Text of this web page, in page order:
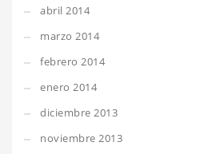
abril 2014
marzo 2014
febrero 2014
enero 2014
diciembre 2013
noviembre 2013